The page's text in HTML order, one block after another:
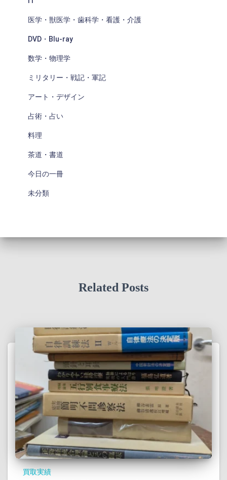
医学・獣医学・歯科学・看護・介護
DVD・Blu-ray
数学・物理学
ミリタリー・戦記・軍記
アート・デザイン
占術・占い
料理
茶道・書道
今日の一冊
未分類
Related Posts
買取実績